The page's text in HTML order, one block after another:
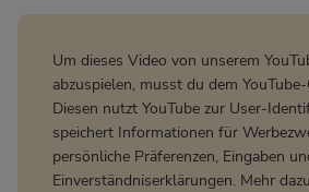
Um dieses Video von unserem
abzuspielen, musst du dem
Diesen nutzt YouTube zur User-
speichert Informationen für
persönliche Präferenzen, Eingaben
Einverständniserklärungen. Mehr